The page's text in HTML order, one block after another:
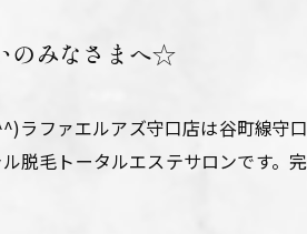
のみなさまへ☆
ラファエルアズ守口店は谷町線守
脱毛トータルエステサロンです